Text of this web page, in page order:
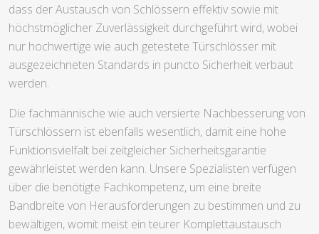
dass der Austausch von Schlössern effektiv sowie mit
höchstmöglicher Zuverlässigkeit durchgeführt wird, wobei
nur hochwertige wie auch getestete Türschlösser mit
ausgezeichneten Standards in puncto Sicherheit verbaut
werden.
Die fachmännische wie auch versierte Nachbesserung von
Türschlössern ist ebenfalls wesentlich, damit eine hohe
Funktionsvielfalt bei zeitgleicher Sicherheitsgarantie
gewährleistet werden kann. Unsere Spezialisten verfügen
über die benötigte Fachkompetenz, um eine breite
Bandbreite von Herausforderungen zu bestimmen und zu
bewältigen, womit meist ein teurer Komplettaustausch